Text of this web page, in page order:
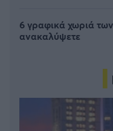
6 γραφικά χωριά
ανακαλύψετε